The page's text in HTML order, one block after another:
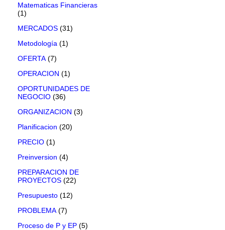
Matematicas Financieras
(1)
MERCADOS (31)
Metodología (1)
OFERTA (7)
OPERACION (1)
OPORTUNIDADES DE
NEGOCIO (36)
ORGANIZACION (3)
Planificacion (20)
PRECIO (1)
Preinversion (4)
PREPARACION DE
PROYECTOS (22)
Presupuesto (12)
PROBLEMA (7)
Proceso de P y EP (5)